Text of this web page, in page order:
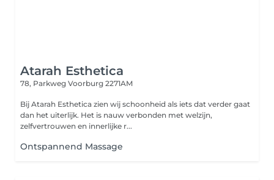
Atarah Esthetica
78, Parkweg Voorburg 2271AM
Bij Atarah Esthetica zien wij schoonheid als iets dat verder gaat
dan het uiterlijk. Het is nauw verbonden met welzijn,
zelfvertrouwen en innerlijke r...
Ontspannend Massage